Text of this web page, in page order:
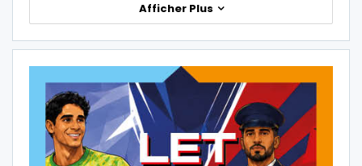
Afficher Plus